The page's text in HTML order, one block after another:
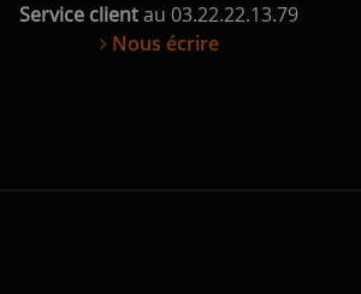
Service clientau 03.22.22.13.79
Nous écrire